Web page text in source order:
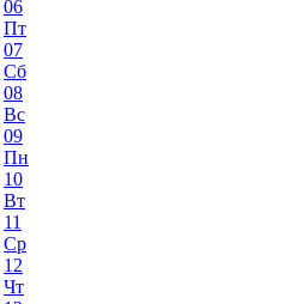
06
Пт
07
Сб
08
Вс
09
Пн
10
Вт
11
Ср
12
Чт